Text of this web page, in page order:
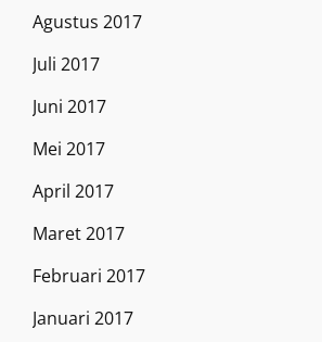
Agustus 2017
Juli 2017
Juni 2017
Mei 2017
April 2017
Maret 2017
Februari 2017
Januari 2017